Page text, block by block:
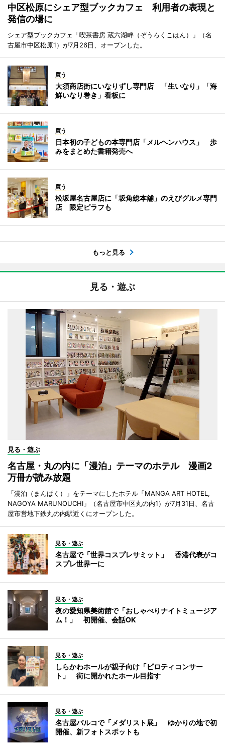
中区松原にシェア型ブックカフェ 利用者の表現と
発信の場に
シェア型ブックカフェ「喫茶書房 蔵六湖畔（ぞうろくこはん）」（名
古屋市中区松原1）が7月26日、オープンした。
買う
大須商店街にいなりずし専門店 「生いなり」「海
鮮いなり巻き」看板に
買う
日本初の子どもの本専門店「メルヘンハウス」 歩
みをまとめた書籍発売へ
買う
松坂屋名古屋店に「坂角総本舖」のえびグルメ専門
店 限定ピラフも
もっと見る
見る・遊ぶ
見る・遊ぶ
名古屋・丸の内に「漫泊」テーマのホテル 漫画2
万冊が読み放題
「漫泊（まんぱく）」をテーマにしたホテル「MANGA ART HOTEL,
NAGOYA MARUNOUCHI」（名古屋市中区丸の内1）が7月31日、名古
屋市営地下鉄丸の内駅近くにオープンした。
見る・遊ぶ
名古屋で「世界コスプレサミット」 香港代表がコ
スプレ世界一に
見る・遊ぶ
夜の愛知県美術館で「おしゃべりナイトミュージア
ム！」 初開催、会話OK
見る・遊ぶ
しらかわホールが親子向け「ピロティコンサー
ト」 街に開かれたホール目指す
見る・遊ぶ
名古屋パルコで「メダリスト展」 ゆかりの地で初
開催、新フォトスポットも